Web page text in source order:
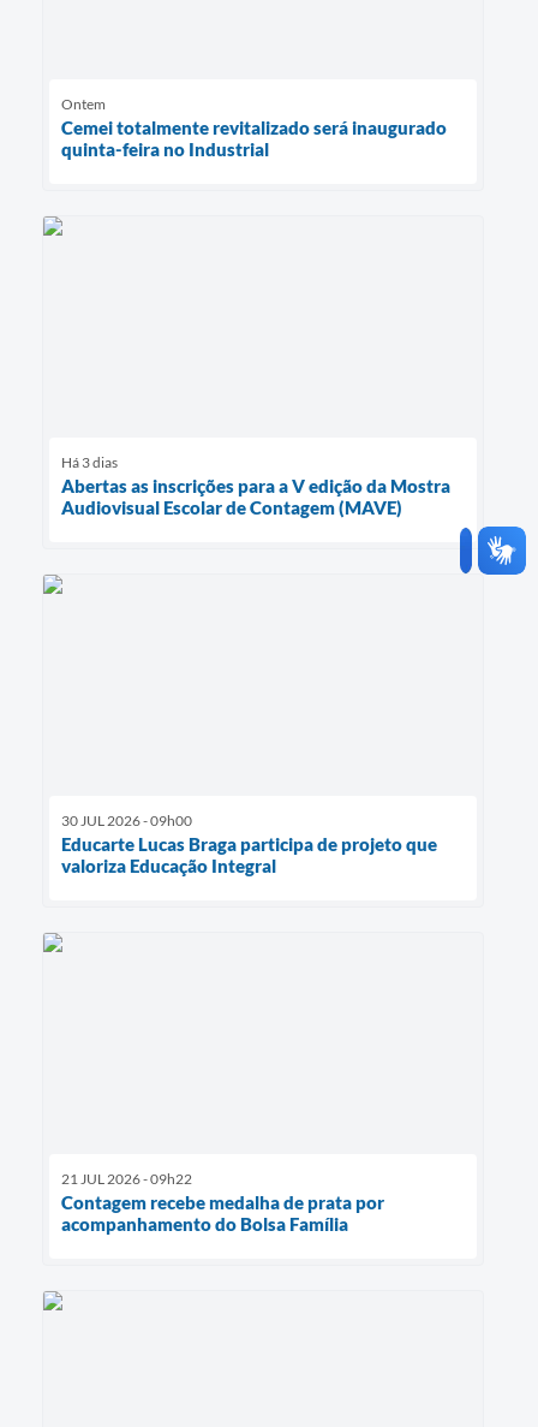
Ontem
Cemei totalmente revitalizado será inaugurado
quinta-feira no Industrial
Há 3 dias
Abertas as inscrições para a V edição da Mostra
Audiovisual Escolar de Contagem (MAVE)
30 JUL 2026 - 09h00
Educarte Lucas Braga participa de projeto que
valoriza Educação Integral
21 JUL 2026 - 09h22
Contagem recebe medalha de prata por
acompanhamento do Bolsa Família